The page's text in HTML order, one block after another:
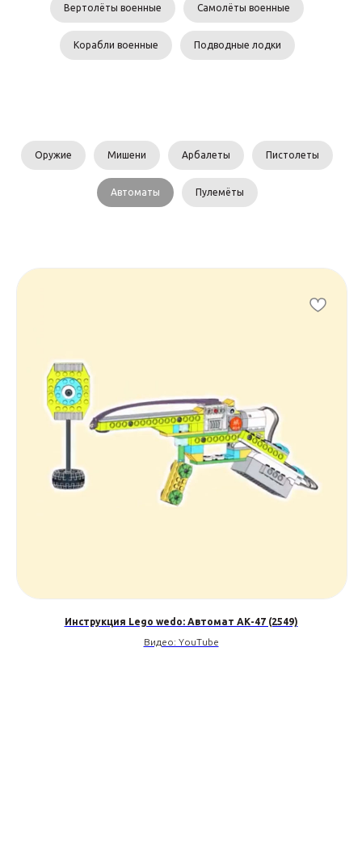
Вертолёты военные Самолёты военные
Корабли военные Подводные лодки
Оружие Мишени Арбалеты Пистолеты
Автоматы Пулемёты
Инструкция Lego wedo: Автомат АК-47 (2549)
Видео: YouTube